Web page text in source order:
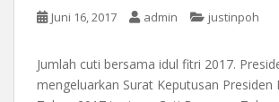
Juni 16, 2017 admin justinpoh
Jumlah cuti bersama idul fitri 2017.
mengeluarkan Surat Keputusan Presiden